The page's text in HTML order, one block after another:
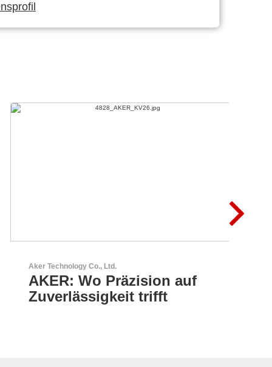
Aker Technology Co., Ltd.
AKER: Wo Präzision auf
Zuverlässigkeit trifft